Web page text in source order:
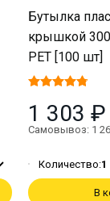
Бутылка
крышкой
PET [100 шт]
1 303 ₽
Самовывоз: 1
Количество:1
В